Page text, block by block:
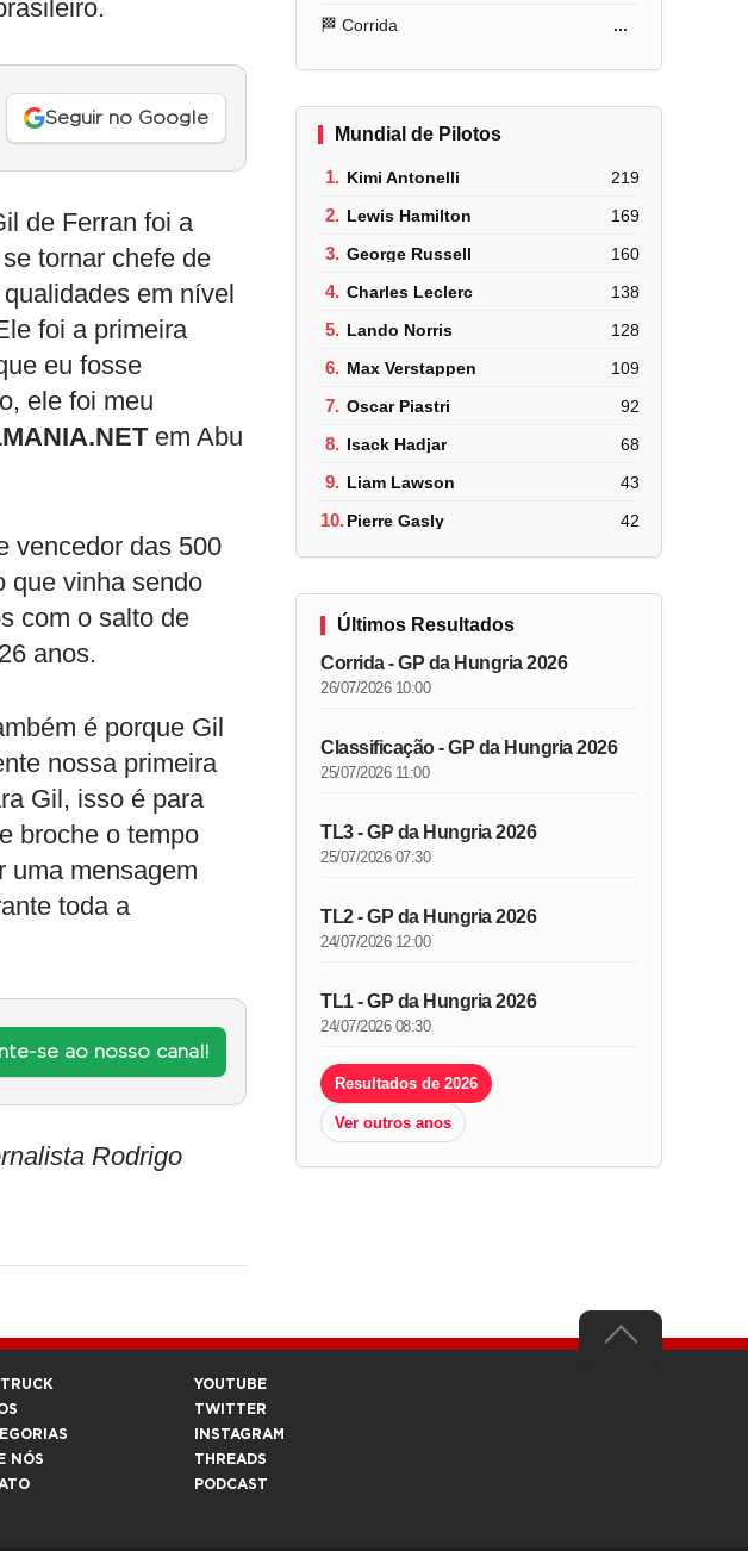
Seguir no Google
de Ferran foi a
tornar chefe de
em nível
foi a primeira
eu fosse
ele foi meu
em Abu
vencedor das 500
que vinha sendo
com o salto de
anos.
é porque Gil
nossa primeira
Gil, isso é para
broche o tempo
uma mensagem
toda a
se ao nosso canal!
Rodrigo
🏁 Corrida ...
Mundial de Pilotos
1. Kimi Antonelli 219
2. Lewis Hamilton 169
3. George Russell 160
4. Charles Leclerc 138
5. Lando Norris 128
6. Max Verstappen 109
7. Oscar Piastri 92
8. Isack Hadjar 68
9. Liam Lawson 43
10.Pierre Gasly 42
Últimos Resultados
Corrida - GP da Hungria 2026
26/07/2026 10:00
Classificação - GP da Hungria 2026
25/07/2026 11:00
TL3 - GP da Hungria 2026
25/07/2026 07:30
TL2 - GP da Hungria 2026
24/07/2026 12:00
TL1 - GP da Hungria 2026
24/07/2026 08:30
Resultados de 2026
Ver outros anos
NÓS
YOUTUBE
TWITTER
INSTAGRAM
THREADS
PODCAST